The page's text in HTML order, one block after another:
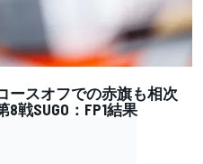
ースオフでの赤旗も相次
戦SUGO：FP1結果